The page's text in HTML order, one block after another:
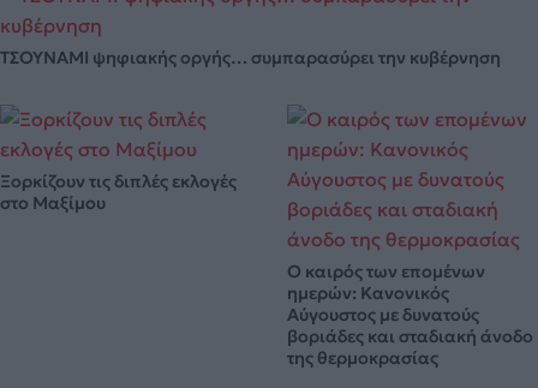
ΤΣΟΥΝΑΜΙ ψηφιακής οργής… συμπαρασύρει την κυβέρνηση
Ξορκίζουν τις διπλές εκλογές
στο Μαξίμου
Ο καιρός των επομένων
ημερών: Κανονικός
Αύγουστος με δυνατούς
βοριάδες και σταδιακή άνοδο
της θερμοκρασίας